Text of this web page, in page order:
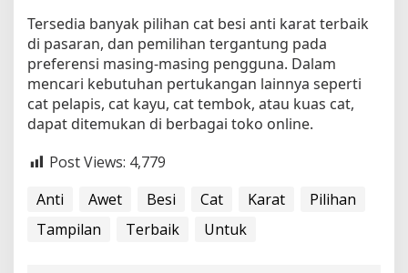
Tersedia banyak pilihan cat besi anti karat terbaik
di pasaran, dan pemilihan tergantung pada
preferensi masing-masing pengguna. Dalam
mencari kebutuhan pertukangan lainnya seperti
cat pelapis, cat kayu, cat tembok, atau kuas cat,
dapat ditemukan di berbagai toko online.
Post Views: 4,779
Anti
Awet Besi Cat Karat
Pilihan
Tampilan
Terbaik Untuk